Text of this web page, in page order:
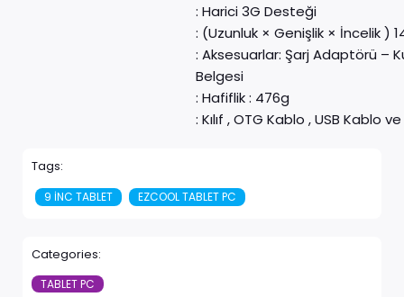
: Harici 3G Desteği
: (Uzunluk × Genişlik × İncelik )
: Aksesuarlar: Şarj Adaptörü –
Belgesi
: Hafiflik : 476g
: Kılıf , OTG Kablo , USB Kablo
Tags:
9 INC TABLET EZCOOL TABLET PC
Categories:
TABLET PC